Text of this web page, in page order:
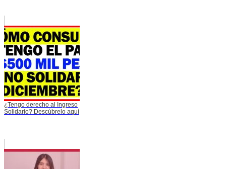
¿Tengo derecho al Ingreso
Solidario? Descúbrelo aquí